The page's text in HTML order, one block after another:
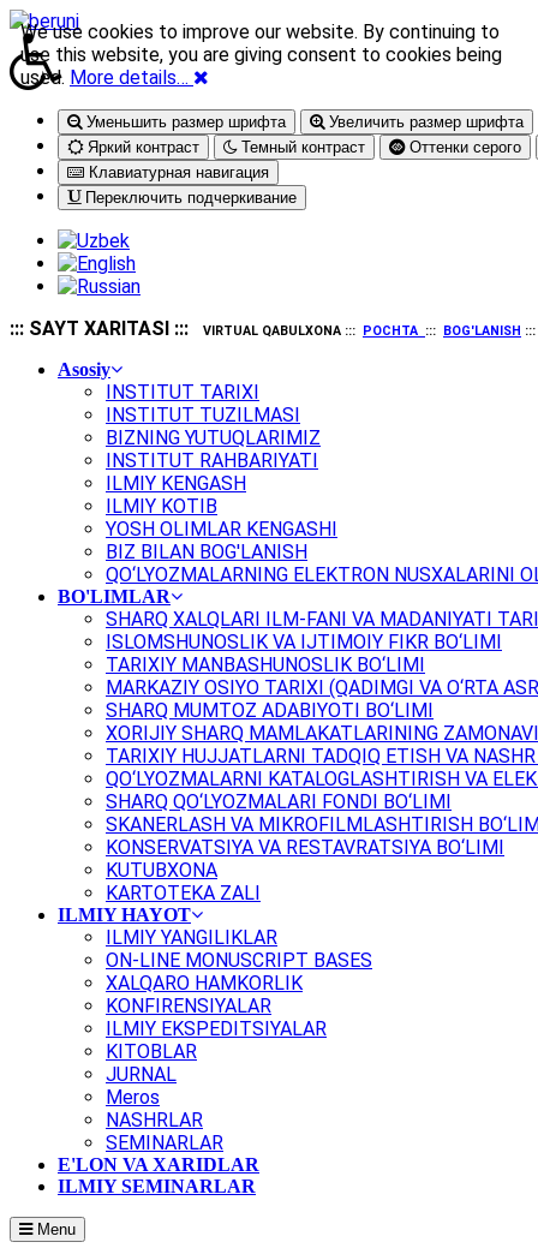
Уменьшить размер шрифта
Увеличить размер шрифта
Яркий контраст
Темный контраст
Оттенки серого
Клавиатурная навигация
Переключить подчеркивание
::: SAYT XARITASI ::: VIRTUAL QABULXONA ::: POCHTA ::: BOG'LANISH
Asosiy
INSTITUT TARIXI
INSTITUT TUZILMASI
BIZNING YUTUQLARIMIZ
INSTITUT RAHBARIYATI
ILMIY KENGASH
ILMIY KOTIB
YOSH OLIMLAR KENGASHI
BIZ BILAN BOG'LANISH
QO‘LYOZMALARNING ELEKTRON NUSXALARINI
BO'LIMLAR
SHARQ XALQLARI ILM-FANI VA MADANIYATI
ISLOMSHUNOSLIK VA IJTIMOIY FIKR BO‘LIMI
TARIXIY MANBASHUNOSLIK BO‘LIMI
MARKAZIY OSIYO TARIXI (QADIMGI VA O‘RTA
SHARQ MUMTOZ ADABIYOTI BO‘LIMI
XORIJIY SHARQ MAMLAKATLARINING
TARIXIY HUJJATLARNI TADQIQ ETISH VA
QO‘LYOZMALARNI KATALOGLASHTIRISH VA
SHARQ QO‘LYOZMALARI FONDI BO‘LIMI
SKANERLASH VA MIKROFILMLASHTIRISH
KONSERVATSIYA VA RESTAVRATSIYA BO‘LIMI
KUTUBXONA
KARTOTEKA ZALI
ILMIY HAYOT
ILMIY YANGILIKLAR
ON-LINE MONUSCRIPT BASES
XALQARO HAMKORLIK
KONFIRENSIYALAR
ILMIY EKSPEDITSIYALAR
KITOBLAR
JURNAL
Meros
NASHRLAR
SEMINARLAR
E'LON VA XARIDLAR
ILMIY SEMINARLAR
Menu
We use cookies to improve our website. By continuing to
use this website, you are giving consent to cookies being
used. More details…